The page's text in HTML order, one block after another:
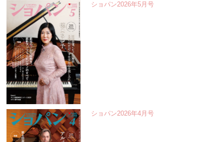
ショパン2026年5月号
ショパン2026年4月号